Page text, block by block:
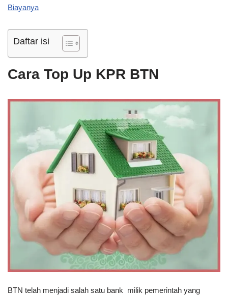
Biayanya
Daftar isi
Cara Top Up KPR BTN
BTN telah menjadi salah satu bank milik pemerintah yang